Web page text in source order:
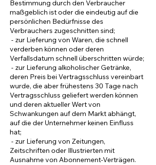
Bestimmung durch den Verbraucher
maßgeblich ist oder die eindeutig auf die
persönlichen Bedürfnisse des
Verbrauchers zugeschnitten sind;
- zur Lieferung von Waren, die schnell
verderben können oder deren
Verfallsdatum schnell überschritten würde;
- zur Lieferung alkoholischer Getränke,
deren Preis bei Vertragsschluss vereinbart
wurde, die aber frühestens 30 Tage nach
Vertragsschluss geliefert werden können
und deren aktueller Wert von
Schwankungen auf dem Markt abhängt,
auf die der Unternehmer keinen Einfluss
hat;
- zur Lieferung von Zeitungen,
Zeitschriften oder Illustrierten mit
Ausnahme von Abonnement-Verträgen.